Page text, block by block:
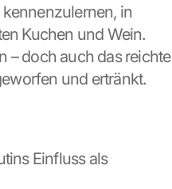
in
Kuchen und Wein.
– doch auch das reichte
und ertränkt.
Einfluss als